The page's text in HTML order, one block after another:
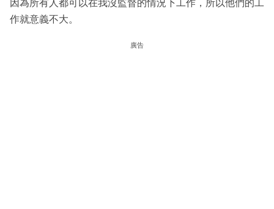
因為所有人都可以在我沒監督的情況下工作，所以他們的工
作就意義不大。
廣告